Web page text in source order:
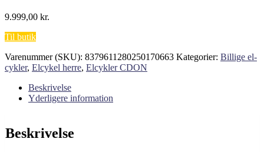
9.999,00 kr.
Til butik
Varenummer (SKU): 8379611280250170663 Kategorier: Billige el-
cykler, Elcykel herre, Elcykler CDON
Beskrivelse
Yderligere information
Beskrivelse